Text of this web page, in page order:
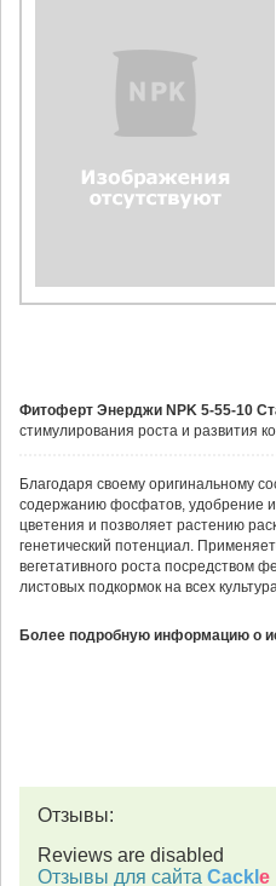
Фитоферт Энерджи NPK 5-55-10
стимулирования роста и развития
Благодаря своему оригинальному
содержанию фосфатов, удобрение
цветения и позволяет растению
генетический потенциал.
вегетативного роста посредством
листовых подкормок на всех
Более подробную информацию о
Отзывы:
Reviews are disabled
Отзывы для сайта Cackl e